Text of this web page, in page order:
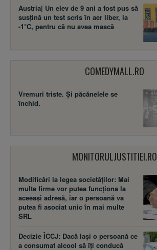
Austria| Un elev de 9 ani a fost pus să
susţină un test scris în aer liber, la
-1°C, pentru că nu avea mască
COMEDYMALL.RO
Vremuri triste. Şi păcănelele se
închid.
MONITORULJUSTITIEI.RO
Modificări la legea societăţilor: Mai
multe firme vor putea funcţiona la
aceeaşi adresă, iar o persoană va
putea fi asociat unic în mai multe
SRL
Decizie ÎCCJ: Dacă laşi o persoană ce
a consumat alcool să îţi conducă